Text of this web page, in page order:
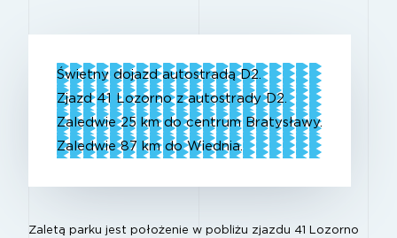
Świetny dojazd autostradą D2.
Zjazd 41 Lozorno z autostrady D2.
Zaledwie 25 km do centrum Bratysławy.
Zaledwie 87 km do Wiednia.
Zaletą parku jest położenie w pobliżu zjazdu 41 Lozorno